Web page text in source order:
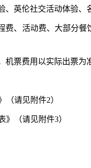
、英伦社交活动体验、
费、活动费、大部分
票费用以实际出票为
（请见附件2）
》（请见附件3）